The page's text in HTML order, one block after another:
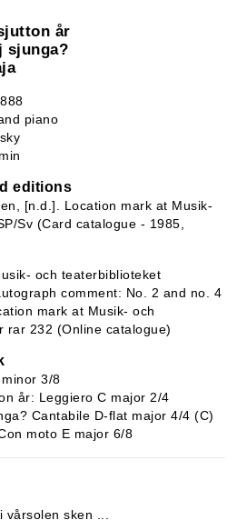
år
sjunga?
piano
editions
[n.d.]. Location mark at Musik-
Sv (Card catalogue - 1985,
och teaterbiblioteket
comment: No. 2 and no. 4
mark at Musik- och
rar 232 (Online catalogue)
3/8
år: Leggiero C major 2/4
Cantabile D-flat major 4/4 (C)
moto E major 6/8
sken ...